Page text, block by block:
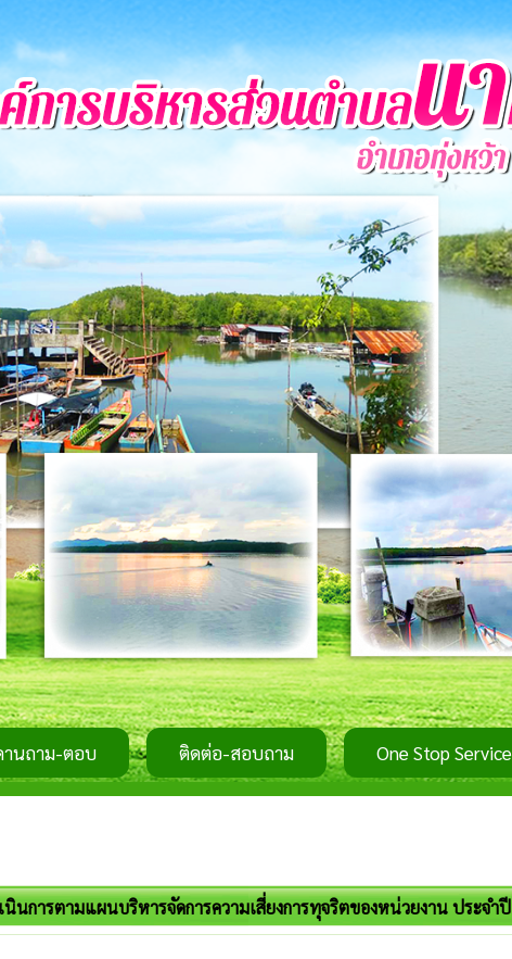
านถาม-ตอบ ติดต่อ-สอบถาม
นินการตามแผนบริหารจัดการความเสี่ยงการทุจริตของหน่วยงาน ประจำปี